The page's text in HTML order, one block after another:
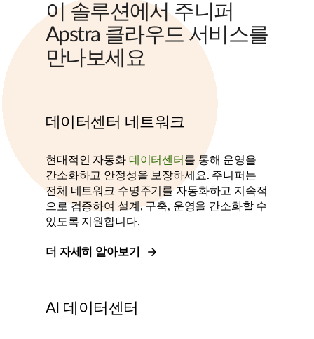
이 솔루션에서 주니퍼
Apstra 클라우드 서비스를
만나보세요
데이터센터 네트워크
현대적인 자동화 데이터센터 를 통해 운영을
간소화하고 안정성을 보장하세요. 주니퍼는
전체 네트워크 수명주기를 자동화하고 지속적
으로 검증하여 설계, 구축, 운영을 간소화할 수
있도록 지원합니다.
더 자세히 알아보기
AI 데이터센터